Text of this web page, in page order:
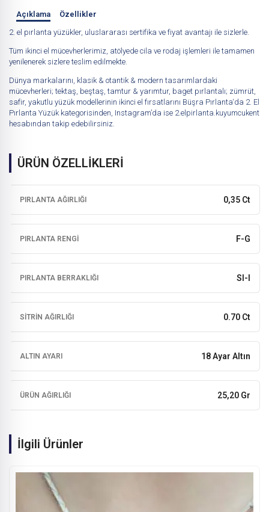
Açıklama
Özellikler
2. el pırlanta yüzükler, uluslararası sertifika ve fiyat avantajı ile sizlerle.
Tüm ikinci el mücevherlerimiz, atölyede cila ve rodaj işlemleri ile tamamen
yenilenerek sizlere teslim edilmekte.
Dünya markalarını, klasik & otantik & modern tasarımlardaki
mücevherleri; tektaş, beştaş, tamtur & yarımtur, baget pırlantalı; zümrüt,
safir, yakutlu yüzük modellerinin ikinci el fırsatlarını Büşra Pırlanta‘da 2. El
Pırlanta Yüzük kategorisinden, Instagram’da ise 2.elpirlanta.kuyumcukent
hesabından takip edebilirsiniz.
ÜRÜN ÖZELLİKLERİ
PIRLANTA AĞIRLIĞI 0,35 Ct
PIRLANTA RENGI F-G
PIRLANTA BERRAKLIĞI SI-I
SITRIN AĞIRLIĞI 0.70 Ct
ALTIN AYARI 18 Ayar Altın
ÜRÜN AĞIRLIĞI 25,20 Gr
İlgili Ürünler